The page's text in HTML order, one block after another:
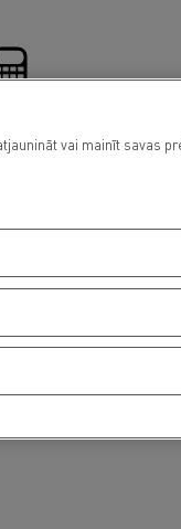
vai mainīt savas